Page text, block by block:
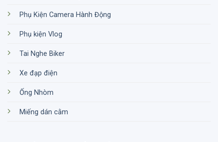
Phụ Kiện Camera Hành Động
Phụ kiện Vlog
Tai Nghe Biker
Xe đạp điện
Ống Nhòm
Miếng dán cằm